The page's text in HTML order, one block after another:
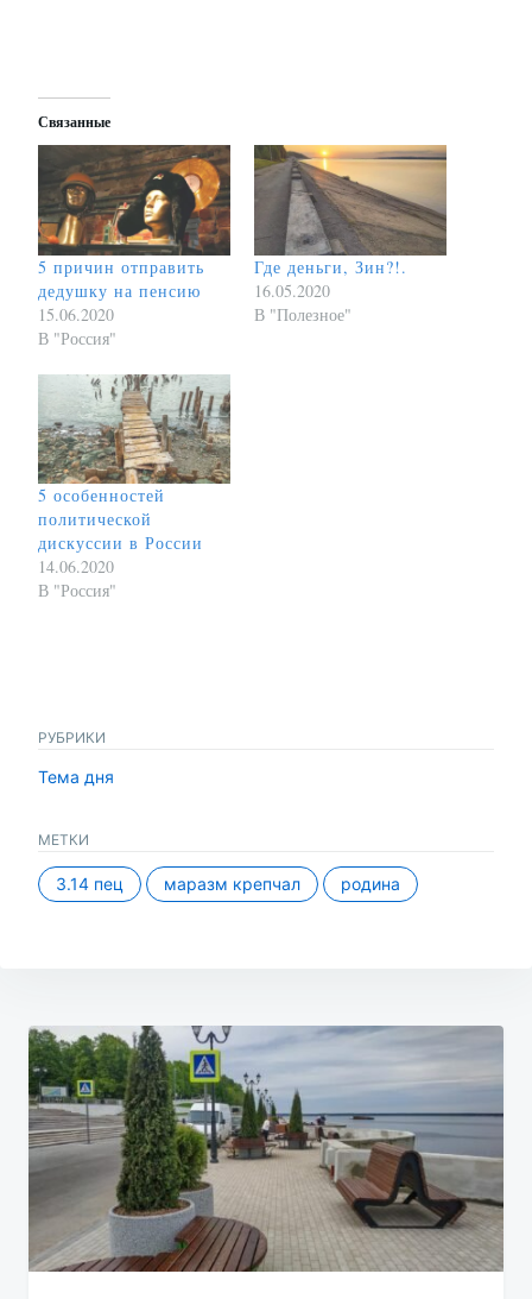
Связанные
5 причин отправить
дедушку на пенсию
15.06.2020
В "Россия"
Где деньги, Зин?!.
16.05.2020
В "Полезное"
5 особенностей
политической
дискуссии в России
14.06.2020
В "Россия"
РУБРИКИ
Тема дня
МЕТКИ
3.14 пец маразм крепчал родина
Навигация
по
записям